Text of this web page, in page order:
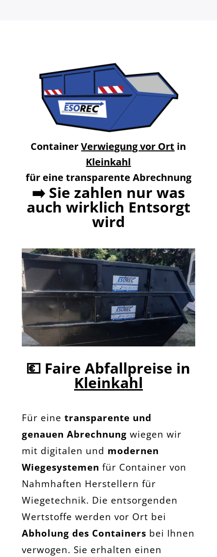
ContainerVerwiegung vor Ort in
Kleinkahl
für eine transparente Abrechnung
➡️Sie zahlen nur was
auch wirklich Entsorgt
wird
💶 Faire Abfallpreise in
Kleinkahl
Für eine transparente und
genauen Abrechnung wiegen wir
mit digitalen und modernen
Wiegesystemen für Container von
Nahmhaften Herstellern für
Wiegetechnik. Die entsorgenden
Wertstoffe werden vor Ort bei
Abholung des Containers bei Ihnen
verwogen. Sie erhalten einen